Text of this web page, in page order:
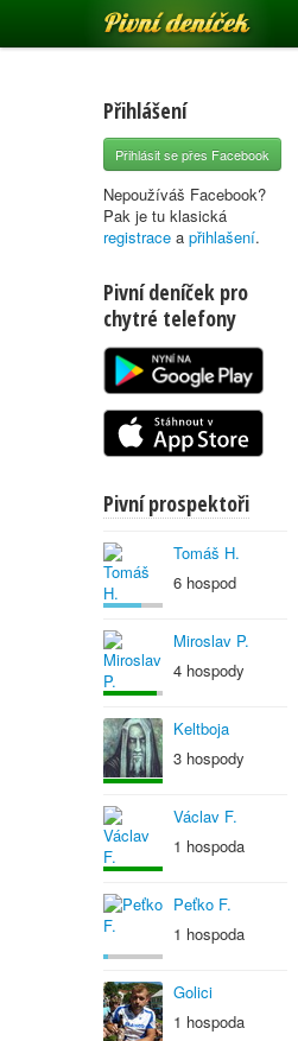
Pivní deníček
Přihlášení
Přihlásit se přes Facebook
Nepoužíváš Facebook?
Pak je tu klasická
registrace a přihlašení.
Pivní deníček pro
chytré telefony
Pivní prospektoři
Tomáš H.
6 hospod
Miroslav P.
4 hospody
Keltboja
3 hospody
Václav F.
1 hospoda
Peťko F.
1 hospoda
Golici
1 hospoda